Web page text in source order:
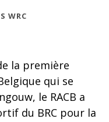
WRC
la première
qui se
le RACB a
du BRC pour la